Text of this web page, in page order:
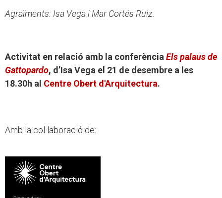
Agraïments: Isa Vega i Mar Cortés Ruiz.
Activitat en relació amb la conferència Els palaus de
Gattopardo, d’Isa Vega el 21 de desembre a les
18.30h al Centre Obert d'Arquitectura.
Amb la col·laboració de: